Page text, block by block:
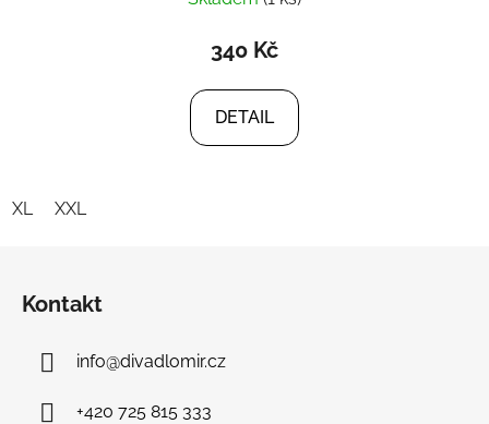
340 Kč
DETAIL
XL XXL
Kontakt
info@divadlomir.cz
+420 725 815 333